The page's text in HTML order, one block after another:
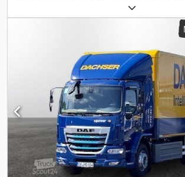
, pirmoji registracija:
dyzelinas, tuščias svoris:8 480 kg, didžiausias
, padang
, kuro sąnaudos (mieste):28 l/
degalų sąnauda:25 l/100 km, spalva:balta
,
dieninė kabina, pavaros tipas:mechaninis,
emisijos klasė:Euro 4, pakaba:plienas-oras,
3, krovimo vietos ilgis: 7 000 mm, krovinių
mm, Gamybos metai:2008, Įranga:ABS,
diferencialo užraktas, kranas, kruizo
automobilis, oro kondicionavimas, vairo